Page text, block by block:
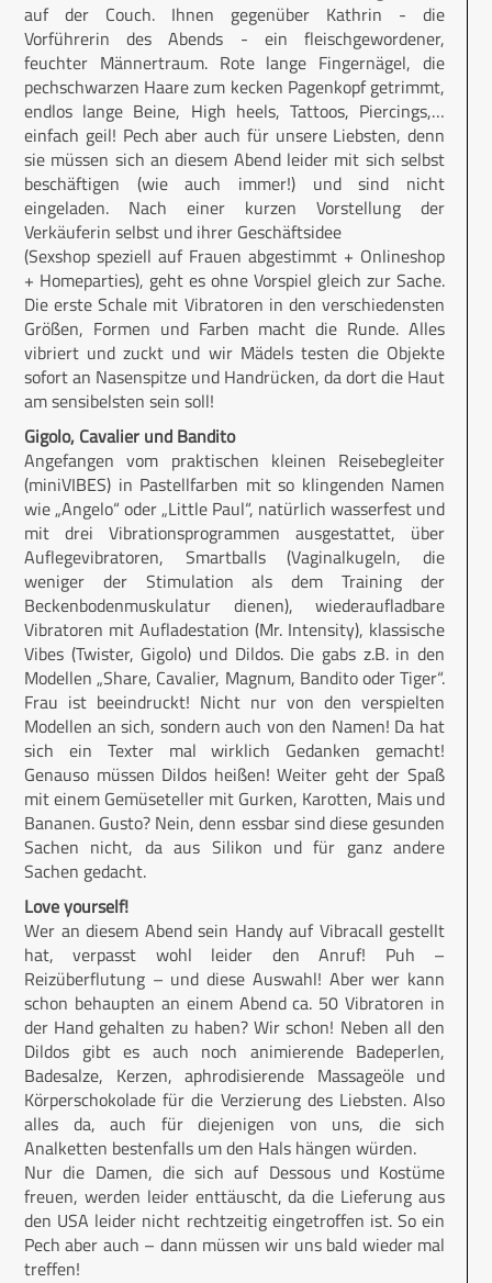
auf der Couch. Ihnen gegenüber Kathrin - die
Vorführerin des Abends - ein fleischgewordener,
feuchter Männertraum. Rote lange Fingernägel, die
pechschwarzen Haare zum kecken Pagenkopf getrimmt,
endlos lange Beine, High heels, Tattoos, Piercings,…
einfach geil! Pech aber auch für unsere Liebsten, denn
sie müssen sich an diesem Abend leider mit sich selbst
beschäftigen (wie auch immer!) und sind nicht
eingeladen. Nach einer kurzen Vorstellung der
Verkäuferin selbst und ihrer Geschäftsidee
(Sexshop speziell auf Frauen abgestimmt + Onlineshop
+ Homeparties), geht es ohne Vorspiel gleich zur Sache.
Die erste Schale mit Vibratoren in den verschiedensten
Größen, Formen und Farben macht die Runde. Alles
vibriert und zuckt und wir Mädels testen die Objekte
sofort an Nasenspitze und Handrücken, da dort die Haut
am sensibelsten sein soll!
Gigolo, Cavalier und Bandito
Angefangen vom praktischen kleinen Reisebegleiter
(miniVIBES) in Pastellfarben mit so klingenden Namen
wie „Angelo“ oder „Little Paul“, natürlich wasserfest und
mit drei Vibrationsprogrammen ausgestattet, über
Auflegevibratoren, Smartballs (Vaginalkugeln, die
weniger der Stimulation als dem Training der
Beckenbodenmuskulatur dienen), wiederaufladbare
Vibratoren mit Aufladestation (Mr. Intensity), klassische
Vibes (Twister, Gigolo) und Dildos. Die gabs z.B. in den
Modellen „Share, Cavalier, Magnum, Bandito oder Tiger“.
Frau ist beeindruckt! Nicht nur von den verspielten
Modellen an sich, sondern auch von den Namen! Da hat
sich ein Texter mal wirklich Gedanken gemacht!
Genauso müssen Dildos heißen! Weiter geht der Spaß
mit einem Gemüseteller mit Gurken, Karotten, Mais und
Bananen. Gusto? Nein, denn essbar sind diese gesunden
Sachen nicht, da aus Silikon und für ganz andere
Sachen gedacht.
Love yourself!
Wer an diesem Abend sein Handy auf Vibracall gestellt
hat, verpasst wohl leider den Anruf! Puh –
Reizüberflutung – und diese Auswahl! Aber wer kann
schon behaupten an einem Abend ca. 50 Vibratoren in
der Hand gehalten zu haben? Wir schon! Neben all den
Dildos gibt es auch noch animierende Badeperlen,
Badesalze, Kerzen, aphrodisierende Massageöle und
Körperschokolade für die Verzierung des Liebsten. Also
alles da, auch für diejenigen von uns, die sich
Analketten bestenfalls um den Hals hängen würden.
Nur die Damen, die sich auf Dessous und Kostüme
freuen, werden leider enttäuscht, da die Lieferung aus
den USA leider nicht rechtzeitig eingetroffen ist. So ein
Pech aber auch – dann müssen wir uns bald wieder mal
treffen!